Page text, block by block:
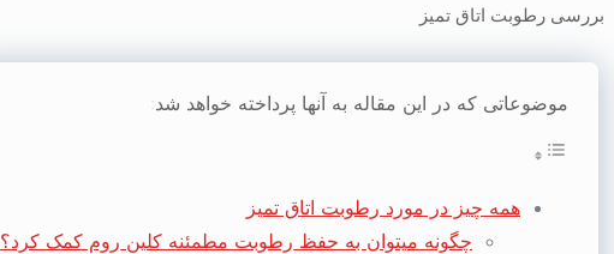
بررسی رطوبت اتاق تمیز
موضوعاتی که در این مقاله به آنها پرداخته خواهد شد:
همه چیز در مورد رطوبت اتاق تمیز
چگونه میتوان به حفظ رطوبت مطمئنه کلین روم کمک کرد؟